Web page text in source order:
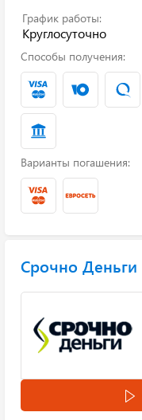
График работы:
Круглосуточно
Способы получения:
Варианты погашения:
Срочно Деньги